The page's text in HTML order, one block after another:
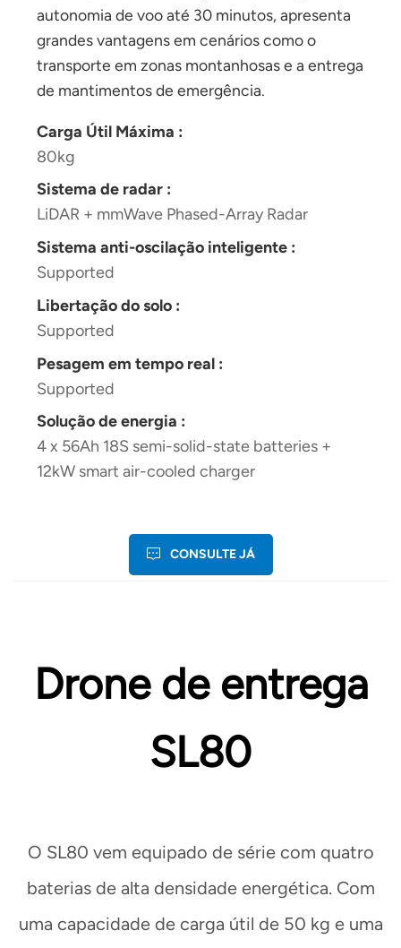
autonomia de voo até 30 minutos, apresenta
grandes vantagens em cenários como o
transporte em zonas montanhosas e a entrega
de mantimentos de emergência.
Carga Útil Máxima :
80kg
Sistema de radar :
LiDAR + mmWave Phased-Array Radar
Sistema anti-oscilação inteligente :
Supported
Libertação do solo :
Supported
Pesagem em tempo real :
Supported
Solução de energia :
4 x 56Ah 18S semi-solid-state batteries +
12kW smart air-cooled charger
CONSULTE JÁ
Drone de entrega
SL80
O SL80 vem equipado de série com quatro
baterias de alta densidade energética. Com
uma capacidade de carga útil de 50 kg e uma